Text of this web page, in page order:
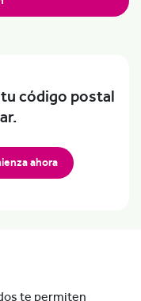
código postal
ahora
te permiten